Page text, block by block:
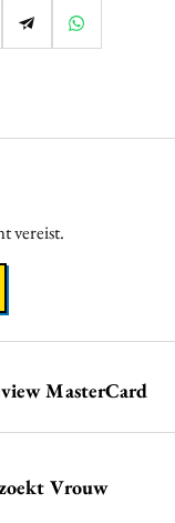
vereist.
MasterCard
Vrouw